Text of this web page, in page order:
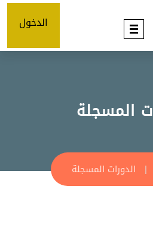
الدخول
المسجلة
الدورات المسجلة